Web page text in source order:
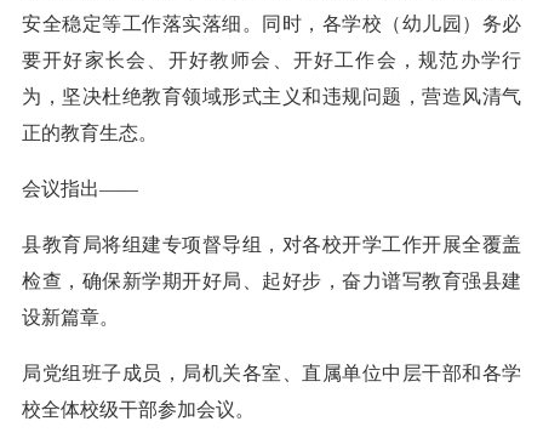
安全稳定等工作落实落细。同时，各学校（幼儿园）务必
要开好家长会、开好教师会、开好工作会，规范办学行
为，坚决杜绝教育领域形式主义和违规问题，营造风清气
正的教育生态。
会议指出——
县教育局将组建专项督导组，对各校开学工作开展全覆盖
检查，确保新学期开好局、起好步，奋力谱写教育强县建
设新篇章。
局党组班子成员，局机关各室、直属单位中层干部和各学
校全体校级干部参加会议。